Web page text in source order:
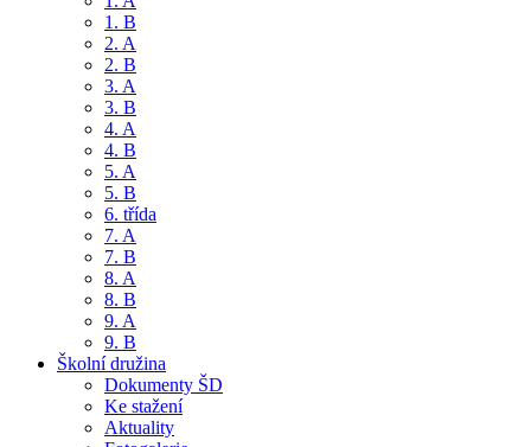
1. B
2. A
2. B
3. A
3. B
4. A
4. B
5. A
5. B
6. třída
7. A
7. B
8. A
8. B
9. A
9. B
Školní družina
Dokumenty ŠD
Ke stažení
Aktuality